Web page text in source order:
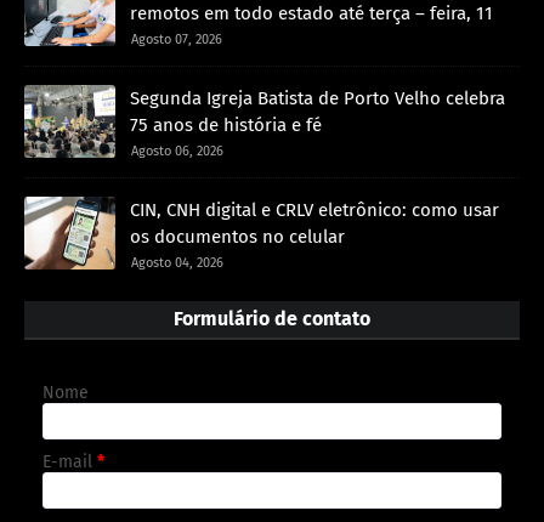
remotos em todo estado até terça – feira, 11
Agosto 07, 2026
Segunda Igreja Batista de Porto Velho celebra
75 anos de história e fé
Agosto 06, 2026
CIN, CNH digital e CRLV eletrônico: como usar
os documentos no celular
Agosto 04, 2026
Formulário de contato
Nome
E-mail *